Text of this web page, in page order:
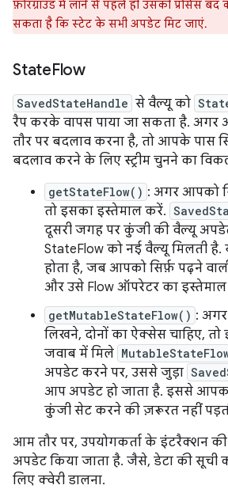
फ़ोरग्राउंड में लाने से पहले ही उसकी प्रोसेस बंद
सकता है कि स्टेट के सभी अपडेट मिट जाएं.
StateFlow
SavedStateHandle से वैल्यू को
रैप करके वापस पाया जा सकता है. अगर
तौर पर बदलाव करना है, तो आपके पास
बदलाव करने के लिए स्ट्रीम चुनने का
getStateFlow() : अगर आपको
तो इसका इस्तेमाल करें.
दूसरी जगह पर कुंजी की वैल्यू
StateFlow को नई वैल्यू मिलती
होता है, जब आपको सिर्फ़ पढ़ने वाली
और उसे Flow ऑपरेटर का
getMutableStateFlow() :
लिखने, दोनों का ऐक्सेस चाहिए,
जवाब में मिले
अपडेट करने पर, उससे जुड़ा
आप अपडेट हो जाता है. इससे
कुंजी सेट करने की ज़रूरत नहीं
आम तौर पर, उपयोगकर्ता के इंटरैक्शन
अपडेट किया जाता है. जैसे, डेटा की सूची
लिए क्वेरी डालना.